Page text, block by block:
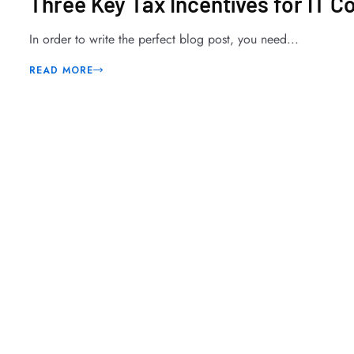
In order to write the perfect blog post, you need...
READ MORE